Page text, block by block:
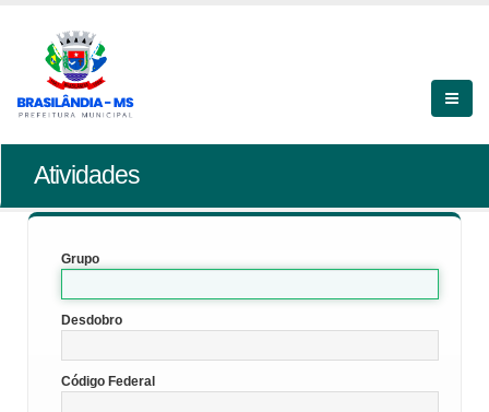
Atividades
Grupo
Desdobro
Código Federal